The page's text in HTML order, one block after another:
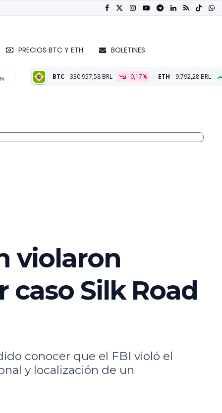
PRECIOS BTC Y ETH
BOLETINES
330.957,58 BRL -0,17% ETH 9.792,28 BRL 0,40%
violaron
Silk Road
conocer que el FBI violó el
y localización de un